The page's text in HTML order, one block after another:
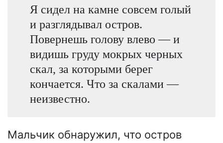
Я сидел на камне совсем голый
и разглядывал остров.
Повернешь голову влево — и
видишь груду мокрых черных
скал, за которыми берег
кончается. Что за скалами —
неизвестно.
Мальчик обнаружил, что остров